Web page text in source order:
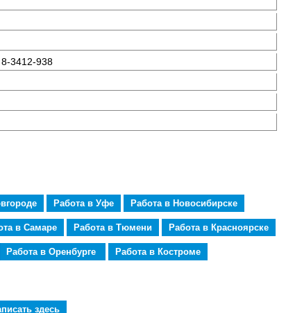
3412-938
Работа в Уфе Работа в Новосибирске
в Самаре Работа в Тюмени Работа в Красноярске
Работа в Оренбурге Работа в Костроме
здесь